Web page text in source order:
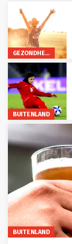
GEZONDHEID
BUITENLAND
BUITENLAND